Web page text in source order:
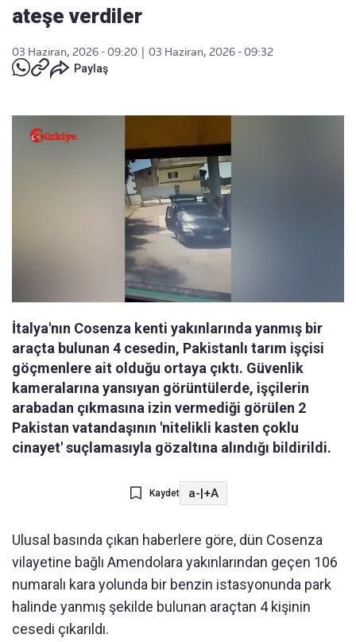
ateşe verdiler
03 Haziran, 2026 - 09:20
03 Haziran, 2026 - 09:32
Paylaş
İtalya'nın Cosenza kenti yakınlarında yanmış bir
araçta bulunan 4 cesedin, Pakistanlı tarım işçisi
göçmenlere ait olduğu ortaya çıktı. Güvenlik
kameralarına yansıyan görüntülerde, işçilerin
arabadan çıkmasına izin vermediği görülen 2
Pakistan vatandaşının 'nitelikli kasten çoklu
cinayet' suçlamasıyla gözaltına alındığı bildirildi.
Kaydet a-|+A
Ulusal basında çıkan haberlere göre, dün Cosenza
vilayetine bağlı Amendolara yakınlarından geçen 106
numaralı kara yolunda bir benzin istasyonunda park
halinde yanmış şekilde bulunan araçtan 4 kişinin
cesedi çıkarıldı.